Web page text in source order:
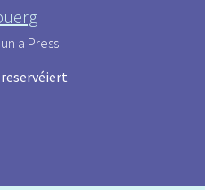
a Press